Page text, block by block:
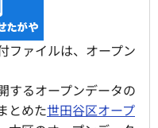
ファイルは、オープン
するオープンデータの
とめた世田谷区オープ